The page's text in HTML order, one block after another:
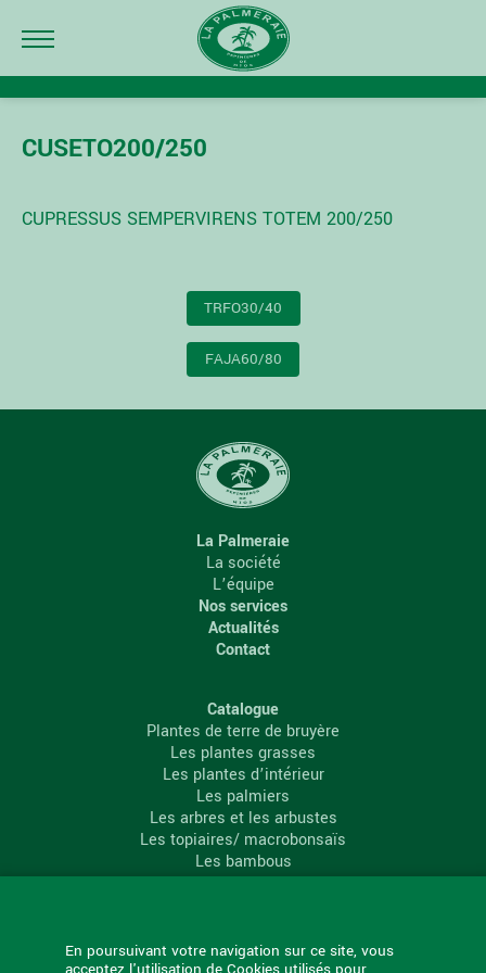
En poursuivant votre navigation sur ce site, vous
CUSETO200/250
CUPRESSUS SEMPERVIRENS TOTEM 200/250
TRFO30/40
FAJA60/80
La Palmeraie
La société
L’équipe
Nos services
Actualités
Contact
Catalogue
Plantes de terre de bruyère
Les plantes grasses
Les plantes d’intérieur
Les palmiers
Les arbres et les arbustes
Les topiaires/ macrobonsaïs
Les bambous
Les conifères
La Palmeraie